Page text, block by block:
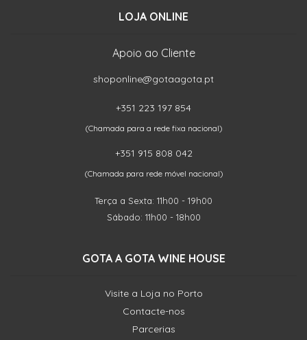
LOJA ONLINE
Apoio ao Cliente
shoponline@gotaagota.pt
+351 223 197 854
(Chamada para a rede fixa nacional)
+351 915 808 042
(Chamada para rede móvel nacional)
Terça a Sexta: 11h00 - 19h00
Sábado: 11h00 - 18h00
GOTA A GOTA WINE HOUSE
Visite a Loja no Porto
Contacte-nos
Parcerias